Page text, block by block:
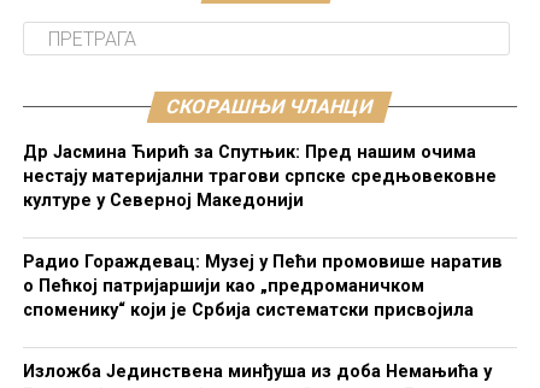
СКОРАШЊИ ЧЛАНЦИ
Др Јасмина Ћирић за Спутњик: Пред нашим очима
нестају материјални трагови српске средњовековне
културе у Северној Македонији
Радио Гораждевац: Музеј у Пећи промовише наратив
о Пећкој патријаршији као „предроманичком
споменику“ који је Србија систематски присвојила
Изложба Јединствена минђуша из доба Немањића у